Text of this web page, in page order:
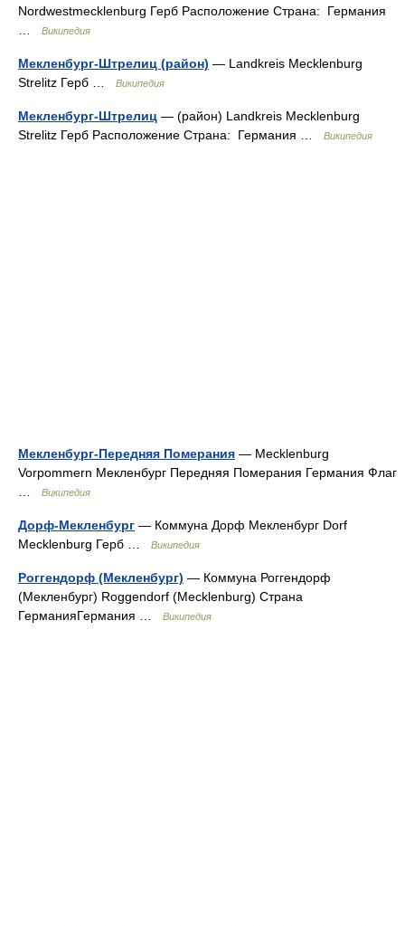
Nordwestmecklenburg Герб Расположение Страна: Германия
Википедия
Мекленбург-Штрелиц (район) — Landkreis Mecklenburg
Strelitz Герб …
Википедия
Мекленбург-Штрелиц — (район) Landkreis Mecklenburg
Strelitz Герб Расположение Страна: Германия …
Википедия
Мекленбург-Передняя Померания — Mecklenburg
Vorpommern Мекленбург Передняя Померания Германия Флаг
Википедия
Дорф-Мекленбург — Коммуна Дорф Мекленбург Dorf
Mecklenburg Герб …
Википедия
Роггендорф (Мекленбург) — Коммуна Роггендорф
(Мекленбург) Roggendorf (Mecklenburg) Страна
ГерманияГермания …
Википедия